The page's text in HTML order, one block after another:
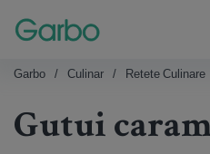
Garbo Culinar Retete Culinare
Gutui